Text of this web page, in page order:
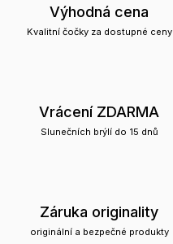
Výhodná cena
Kvalitní čočky za dostupné ceny
Vrácení ZDARMA
Slunečních brýlí do 15 dnů
Záruka originality
originální a bezpečné produkty